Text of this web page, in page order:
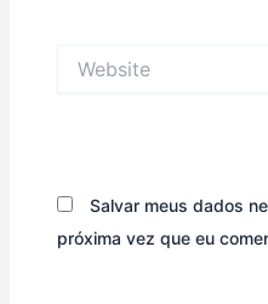
Salvar meus dados
próxima vez que eu